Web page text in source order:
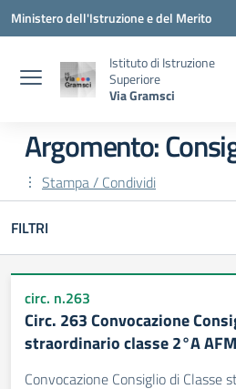
Vai ai contenuti
Vai al menu di navigazione
Vai al footer
Ministero dell'Istruzione e del Merito
Istituto di Istruzione
Superiore
Via Gramsci
Argomento:
Stampa / Condividi
FILTRI
circ. n.263
Circ. 263 Convocazione
straordinario classe 2°A AFM
Convocazione Consiglio di Classe